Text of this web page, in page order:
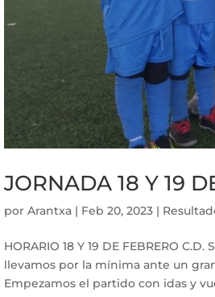
JORNADA 18 Y 19
porArantxa | Feb 20, 2023 |
HORARIO 18 Y 19 DE FEBRERO
llevamos por la mínima ante un
Empezamos el partido con idas y